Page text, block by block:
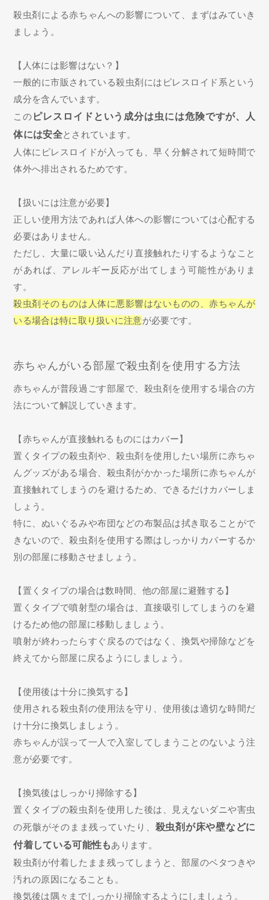
殺虫剤による赤ちゃんへの影響について、まずはみていき
ましょう。
【人体には影響はない？】
一般的に市販されている殺虫剤にはピレスロイド系という
成分を含んでいます。
この ピレスロイドという成分は虫には危険ですが、人
体には安全とされています。
人体にピレスロイドが入っても、早く分解されて短時間で
体外へ排出されるためです。
【扱いには注意が必要】
正しい使用方法であれば人体への影響については心配する
必要はありません。
ただし、大量に吸い込んだり直接触れたりするようなこと
があれば、アレルギー反応が出てしまう可能性がありま
す。
殺虫剤そのものは人体に悪影響はないものの、赤ちゃんが
いる場合は特に取り扱いに注意が必要です。
赤ちゃんがいる部屋で殺虫剤を使用する方法
赤ちゃんが普段過ごす部屋で、殺虫剤を使用する場合の方
法について解説していきます。
【赤ちゃんが直接触れるものにはカバー】
置くタイプの殺虫剤や、殺虫剤を使用したい場所に赤ちゃ
んグッズがある場合、殺虫剤がかかった場所に赤ちゃんが
直接触れてしまうのを避けるため、できるだけカバーしま
しょう。
特に、ぬいぐるみや布団などの布製品は拭き取ることがで
きないので、殺虫剤を使用する際はしっかりカバーするか
別の部屋に移動させましょう。
【置くタイプの場合は数時間、他の部屋に避難する】
置くタイプで噴射型の場合は、直接吸引してしまうのを避
けるため他の部屋に移動しましょう。
噴射が終わったらすぐ戻るのではなく、換気や掃除などを
終えてから部屋に戻るようにしましょう。
【使用後は十分に換気する】
使用される殺虫剤の使用法を守り、使用後は適切な時間だ
け十分に換気しましょう。
赤ちゃんが誤って一人で入室してしまうことのないよう注
意が必要です。
【換気後はしっかり掃除する】
置くタイプの殺虫剤を使用した後は、見えないダニや害虫
の死骸がそのまま残っていたり、 殺虫剤が床や壁などに
付着している可能性もあります。
殺虫剤が付着したまま残ってしまうと、部屋のベタつきや
汚れの原因になることも。
換気後は隅々までしっかり掃除するようにしましょう。